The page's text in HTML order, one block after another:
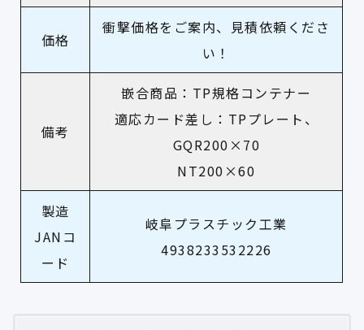
価格
衝撃価格をご案内、見積依頼くださ
い！
備考
嵌合商品：TP規格コンテナー
適応カード差し：TPプレート、
GQR200×70
NT200×60
製造
JANコ
ード
岐阜プラスチック工業
4938233532226